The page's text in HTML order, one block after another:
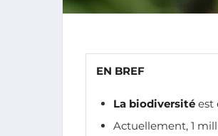
EN BREF
La biodiversité est
Actuellement, 1